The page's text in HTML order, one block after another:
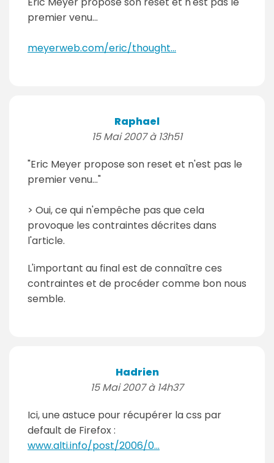
premier venu...
meyerweb.com/eric/thought...
Raphael
15 Mai 2007 à 13h51
"Eric Meyer propose son reset et n'est pas le
premier venu..."
> Oui, ce qui n'empêche pas que cela
provoque les contraintes décrites dans
l'article.
L'important au final est de connaître ces
contraintes et de procéder comme bon nous
semble.
Hadrien
15 Mai 2007 à 14h37
Ici, une astuce pour récupérer la css par
default de Firefox :
www.alti.info/post/2006/0...